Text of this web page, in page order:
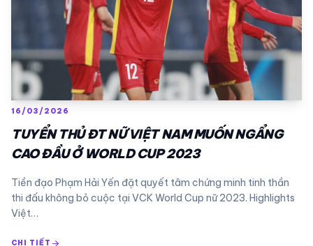
16/03/2026
TUYỂN THỦ ĐT NỮ VIỆT NAM MUỐN NGẨNG
CAO ĐẦU Ở WORLD CUP 2023
Tiền đạo Phạm Hải Yến đặt quyết tâm chứng minh tinh thần
thi đấu không bỏ cuộc tại VCK World Cup nữ 2023. Highlights
Việt…
CHI TIẾT arrow_forward